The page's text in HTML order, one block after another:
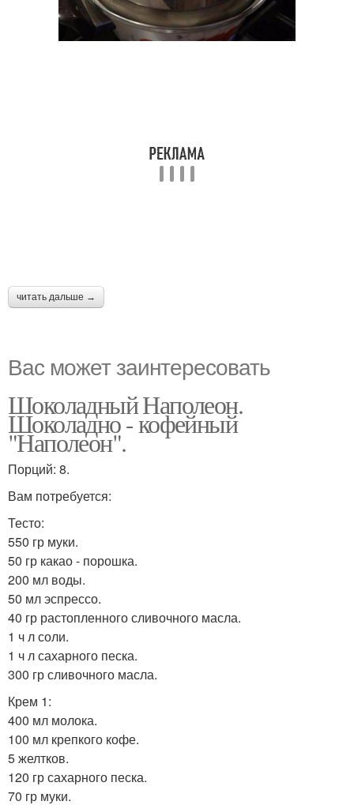
читать дальше →
Вас может заинтересовать
Шоколадный Наполеон.
Шоколадно - кофейный
"Наполеон".
Порций: 8.
Вам потребуется:
Тесто:
550 гр муки.
50 гр какао - порошка.
200 мл воды.
50 мл эспрессо.
40 гр растопленного сливочного масла.
1 ч л соли.
1 ч л сахарного песка.
300 гр сливочного масла.
Крем 1:
400 мл молока.
100 мл крепкого кофе.
5 желтков.
120 гр сахарного песка.
70 гр муки.